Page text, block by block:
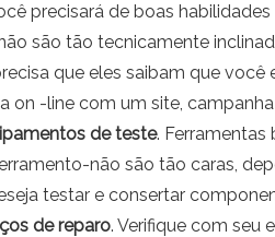
precisará de boas
são tão tecnicamente
que eles saibam que
-line com um site,
de teste.
não são tão caras,
testar e consertar
de reparo. Verifique com seu